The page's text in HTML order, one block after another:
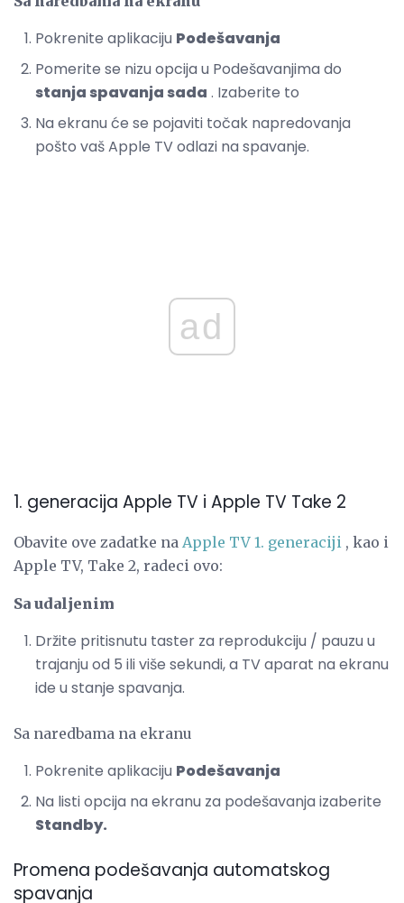
Pokrenite aplikaciju Podešavanja
Pomerite se nizu opcija u Podešavanjima do
stanja spavanja sada . Izaberite to
Na ekranu će se pojaviti točak napredovanja
pošto vaš Apple TV odlazi na spavanje.
ad
1. generacija Apple TV i Apple TV Take 2
Obavite ove zadatke na Apple TV 1. generaciji , kao i
Apple TV, Take 2, radeci ovo:
Sa udaljenim
Držite pritisnutu taster za reprodukciju / pauzu u
trajanju od 5 ili više sekundi, a TV aparat na ekranu
ide u stanje spavanja.
Sa naredbama na ekranu
Pokrenite aplikaciju Podešavanja
Na listi opcija na ekranu za podešavanja izaberite
Standby.
Promena podešavanja automatskog
spavanja